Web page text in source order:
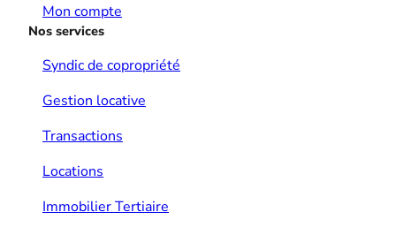
Mon compte
Nos services
Syndic de copropriété
Gestion locative
Transactions
Locations
Immobilier Tertiaire